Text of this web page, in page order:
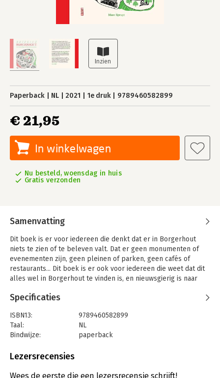
Paperback NL 2021 1e druk 9789460582899
€ 21,95
In winkelwagen
Nu besteld, woensdag in huis
Gratis verzonden
Samenvatting
Dit boek is er voor iedereen die denkt dat er in Borgerhout
niets te zien of te beleven valt. Dat er geen monumenten of
evenementen zijn, geen pleinen of parken, geen cafés of
restaurants... Dit boek is er ook voor iedereen die weet dat dit
alles wel in Borgerhout te vinden is, en nieuwsgierig is naar
reisgids langs het beste van Borgerhout, als een tijdreis
doet begrijpen.
Borgerhout laat niemand onberoerd. You either love it or you
al een 'specialleke' geweest. Borgerhout is het minst groene,
toch moet je er geweest zijn.
Specificaties
ISBN13:
9789460582899
Taal:
NL
Bindwijze:
paperback
Uitgever:
Verschijningsdatum:
2-11-2021
Lezersrecensies
Wees de eerste die een lezersrecensie schrijft!